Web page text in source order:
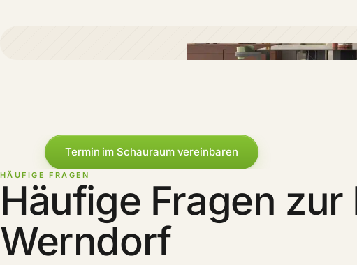
Termin im Schauraum vereinbaren
HÄUFIGE FRAGEN
Häufige Fragen
Werndorf